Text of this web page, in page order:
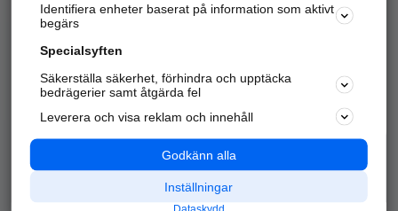
samarbetspartners nära dig.
Alla kategorier
Populära sökningar
API & Kartor
Annonsera
Integritet
Nödnummer
Identifiera enheter baserat på information som aktivt
begärs
Specialsyften
Säkerställa säkerhet, förhindra och upptäcka
bedrägerier samt åtgärda fel
Leverera och visa reklam och innehåll
Godkänn alla
Inställningar
Dataskydd